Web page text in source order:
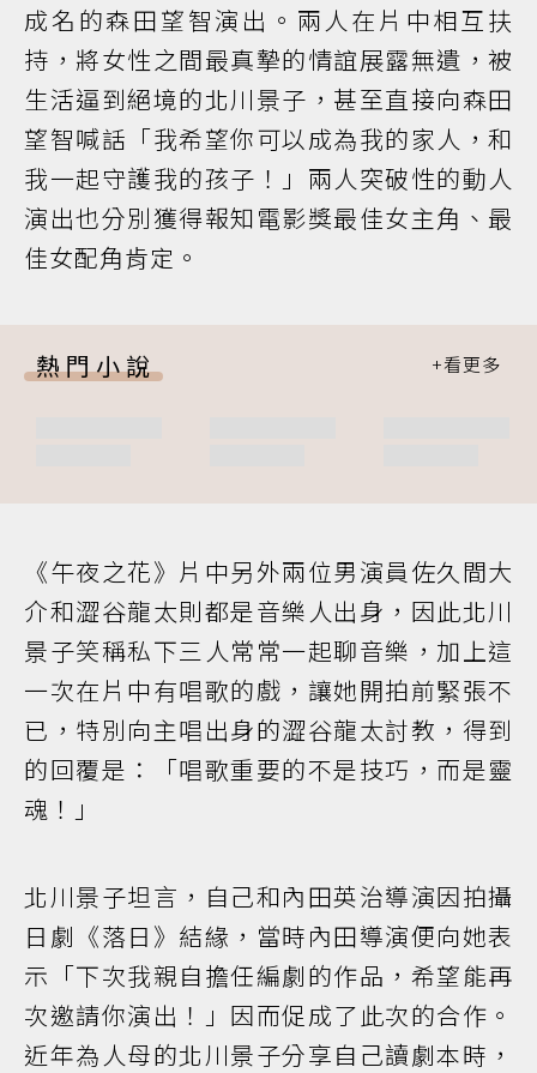
成名的森田望智演出。兩人在片中相互扶
持，將女性之間最真摯的情誼展露無遺，被
生活逼到絕境的北川景子，甚至直接向森田
望智喊話「我希望你可以成為我的家人，和
我一起守護我的孩子！」兩人突破性的動人
演出也分別獲得報知電影獎最佳女主角、最
佳女配角肯定。
熱門小說
《午夜之花》片中另外兩位男演員佐久間大
介和澀谷龍太則都是音樂人出身，因此北川
景子笑稱私下三人常常一起聊音樂，加上這
一次在片中有唱歌的戲，讓她開拍前緊張不
已，特別向主唱出身的澀谷龍太討教，得到
的回覆是：「唱歌重要的不是技巧，而是靈
魂！」
北川景子坦言，自己和內田英治導演因拍攝
日劇《落日》結緣，當時內田導演便向她表
示「下次我親自擔任編劇的作品，希望能再
次邀請你演出！」因而促成了此次的合作。
近年為人母的北川景子分享自己讀劇本時，